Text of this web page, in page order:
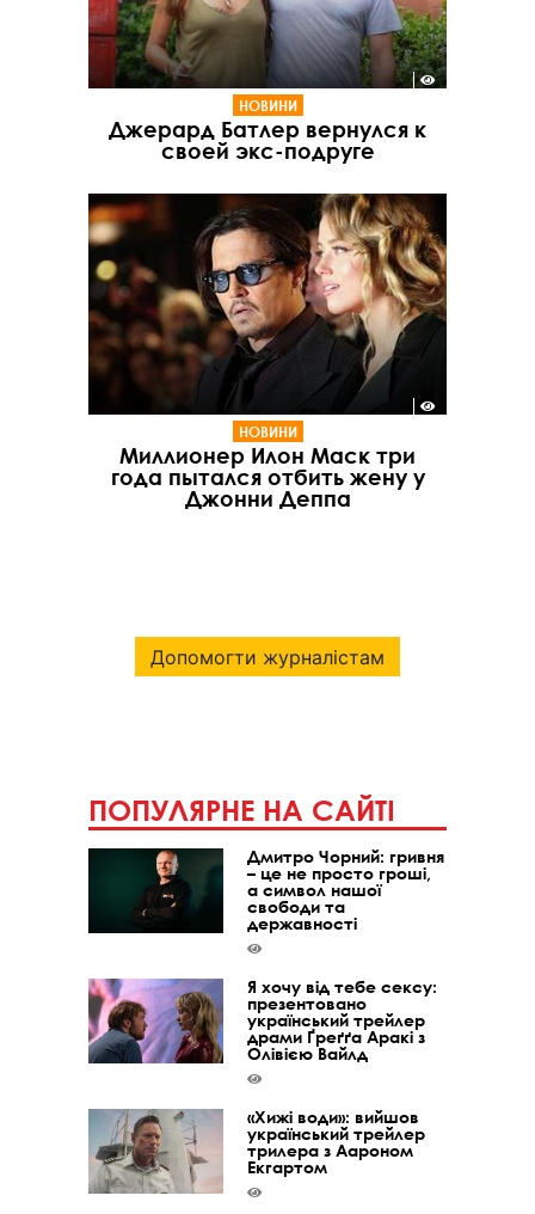
НОВИНИ
Джерард Батлер вернулся к
своей экс-подруге
НОВИНИ
Миллионер Илон Маск три
года пытался отбить жену у
Джонни Деппа
Допомогти журналістам
ПОПУЛЯРНЕ НА САЙТІ
Дмитро Чорний: гривня
– це не просто гроші,
а символ нашої
свободи та
державності
Я хочу від тебе сексу:
презентовано
український трейлер
драми Ґреґґа Аракі з
Олівією Вайлд
«Хижі води»: вийшов
український трейлер
трилера з Аароном
Екгартом